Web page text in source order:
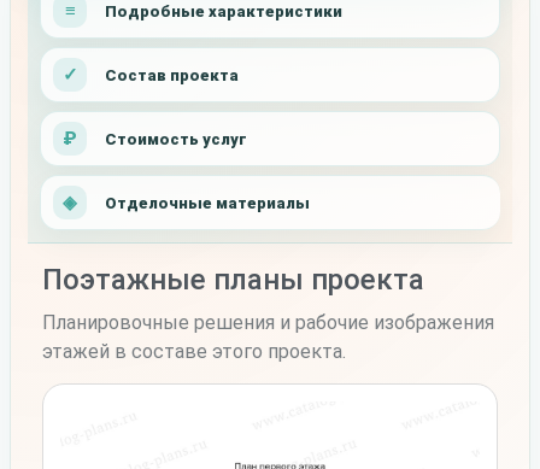
Подробные характеристики
Состав проекта
Стоимость услуг
Отделочные материалы
Поэтажные планы проекта
Планировочные решения и рабочие изображения
этажей в составе этого проекта.